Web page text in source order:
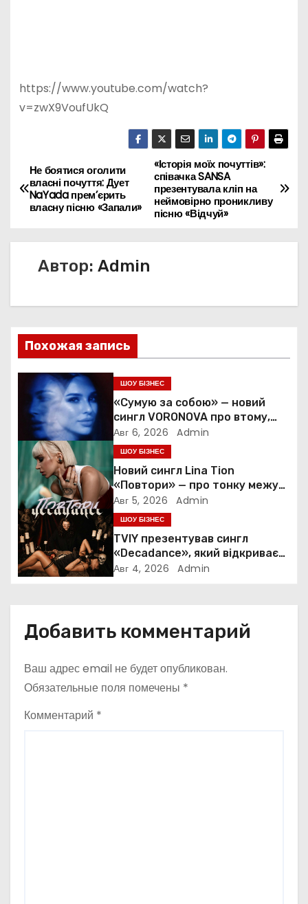
https://www.youtube.com/watch?
v=zwX9VoufUkQ
Н
а
ц
и
я
п
о
з
а
п
и
я
м
«Історія моїх почуттів»:
співачка SANSA
презентувала кліп на
неймовірно проникливу
пісню «Відчуй»
Не боятися оголити
власні почуття: Дует
NaYada прем’єрить
власну пісню «Запали»
Автор: Admin
Похожая запись
ШОУ БІЗНЕС
«Сумую за собою» — новий
сингл VORONOVA про втому,
силу та повернення до себе
Авг 6, 2026 Admin
ШОУ БІЗНЕС
Новий сингл Lina Tion
«Повтори» — про тонку межу
між коханням, залежністю та
нав’язливою прив’язаністю
Авг 5, 2026 Admin
ШОУ БІЗНЕС
TVIY презентував сингл
«Decadance», який відкриває
нову сторінку українського
Авг 4, 2026 Admin
Добавить комментарий
Ваш адрес email не будет опубликован.
Обязательные поля помечены *
Комментарий *